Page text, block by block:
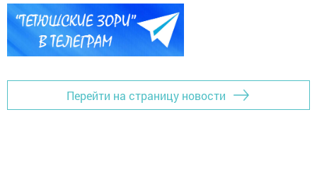
Перейти на страницу новости